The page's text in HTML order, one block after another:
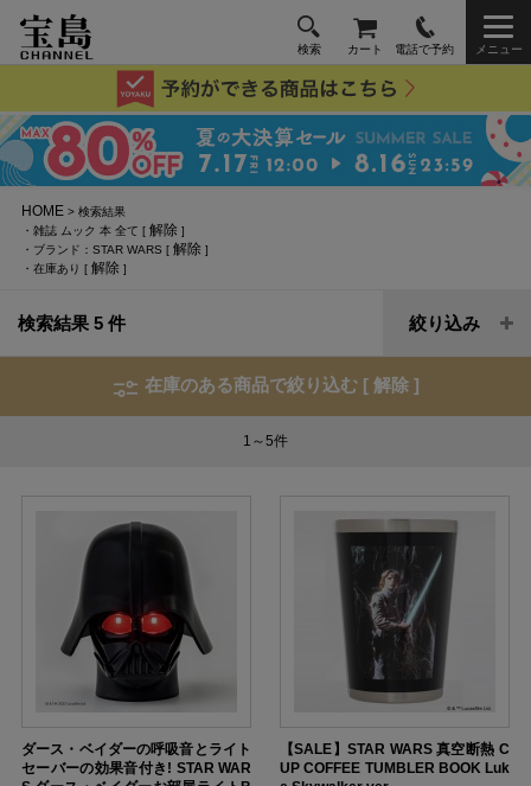
検索 カート 電話で予約 メニュー
HOME > 検索結果
・雑誌 ムック 本 全て [解除 ]
・ブランド：STAR WARS [解除 ]
・在庫あり [解除 ]
検索結果 5 件 絞り込み
在庫のある商品で絞り込む [ 解除 ]
1～5件
ダース・ベイダーの呼吸音とライト
セーバーの効果音付き! STAR WAR
【SALE】STAR WARS 真空断熱 C
UP COFFEE TUMBLER BOOK Luk